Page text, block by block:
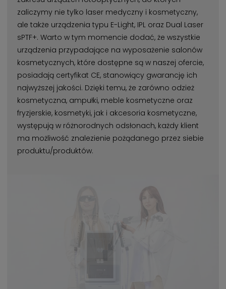
zaliczymy nie tylko laser medyczny i kosmetyczny,
ale także urządzenia typu E-Light, IPL oraz Dual Laser
sPTF+. Warto w tym momencie dodać, że wszystkie
urządzenia przypadające na wyposażenie salonów
kosmetycznych, które dostępne są w naszej ofercie,
posiadają certyfikat CE, stanowiący gwarancję ich
najwyższej jakości. Dzięki temu, że zarówno odzież
kosmetyczna, ampułki, meble kosmetyczne oraz
fryzjerskie, kosmetyki, jak i akcesoria kosmetyczne,
występują w różnorodnych odsłonach, każdy klient
ma możliwość znalezienie pożądanego przez siebie
produktu/produktów.